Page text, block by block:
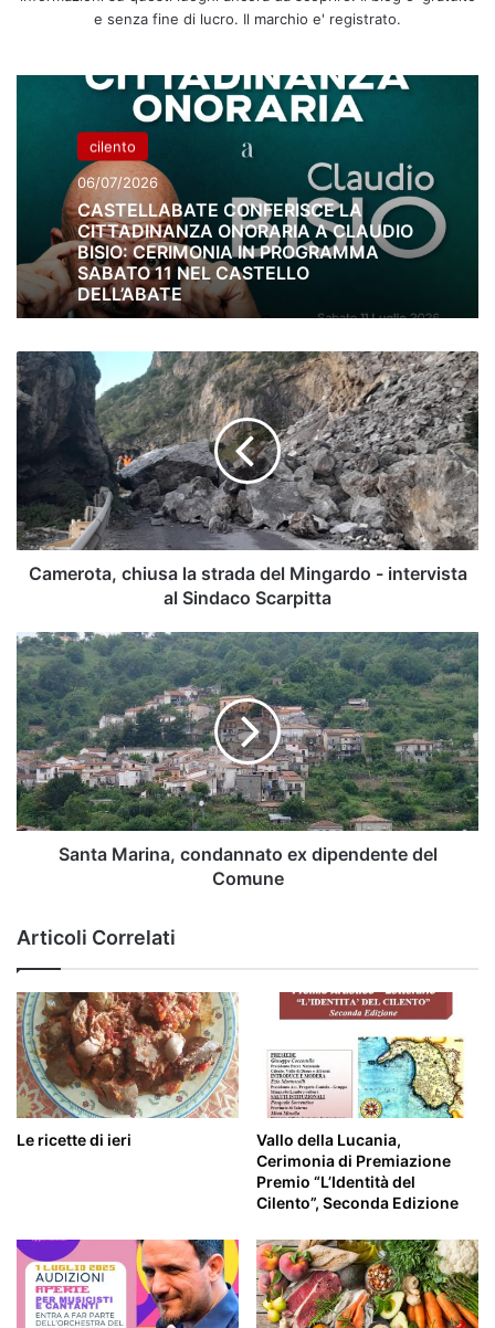
e senza fine di lucro. Il marchio e' registrato.
cilento
06/07/2026
CASTELLABATE CONFERISCE LA
CITTADINANZA ONORARIA A CLAUDIO
BISIO: CERIMONIA IN PROGRAMMA
SABATO 11 NEL CASTELLO
DELL’ABATE
Camerota,
chiusa
la
strada
Mingardo
intervista
al
Sindaco
Camerota, chiusa la strada del Mingardo - intervista
al Sindaco Scarpitta
Santa
Marina,
condannato
ex
dipendente
del
Comune
Santa Marina, condannato ex dipendente del
Comune
Articoli Correlati
Le ricette di ieri
Vallo della Lucania,
Cerimonia di Premiazione
Premio “L’Identità del
Cilento”, Seconda Edizione